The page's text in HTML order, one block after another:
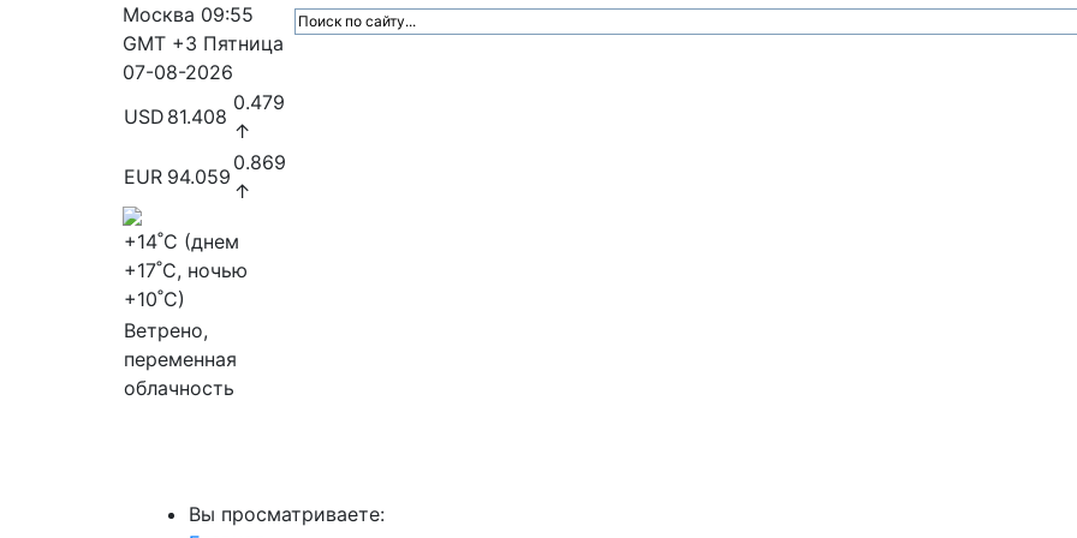
Москва 09:55
GMT +3 Пятница
07-08-2026
USD 81.408
0.479
↑
EUR 94.059
0.869
↑
+14˚C (днем
+17˚C, ночью
+10˚C)
Ветрено,
переменная
облачность
Вы просматриваете: